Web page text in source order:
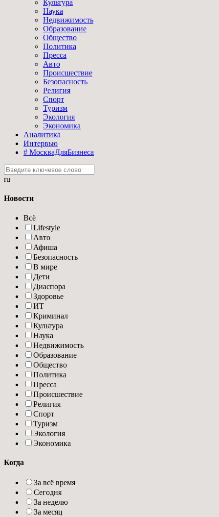
Культура
Наука
Недвижимость
Образование
Общество
Политика
Пресса
Авто
Происшествие
Безопасность
Религия
Спорт
Туризм
Экология
Экономика
Аналитика
Интервью
# МоскваДляБизнеса
ru
Новости
Всё
Lifestyle
Авто
Афиша
Безопасность
В мире
Дети
Диаспора
Здоровье
ИТ
Криминал
Культура
Наука
Недвижимость
Образование
Общество
Политика
Пресса
Происшествие
Религия
Спорт
Туризм
Экология
Экономика
Когда
За всё время
Сегодня
За неделю
За месяц